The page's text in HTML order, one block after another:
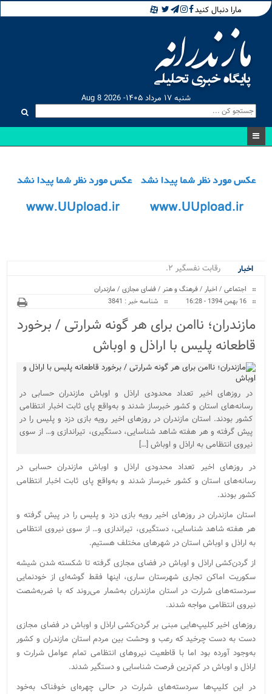
مارا دنبال کنید
شنبه ۱۷ مرداد ۱۴۰۵- Aug 8 2026
اخبار
رقابت نفسگیر ۲۰ ورزشک_
اجتماعی / اخبار /فرهنگ و هنر /فضای مجازی / مازندران
16 بهمن 1394 - 16:28
شناسه خبر : 3841
مازندران؛ ناامن برای هر گونه شرارتی / برخورد
قاطعانه پلیس با اراذل و اوباش
در روزهای اخیر تعداد محدودی اراذل و اوباش مازندران حسابی در
رسانه‌های استان و کشور خبرساز شدند و به‌واقع پای ثابت اخبار انتظامی
کشور بودند. استان مازندران در روزهای اخیر رویه بازی دزد و پلیس را در
پیش گرفته و هر هفته شاهد شناسایی، دستگیری، تیراندازی و… از سوی
نیروی انتظامی به اراذل و اوباش […]
در روزهای اخیر تعداد محدودی اراذل و اوباش مازندران حسابی در
رسانه‌های استان و کشور خبرساز شدند و به‌واقع پای ثابت اخبار انتظامی
کشور بودند.
استان مازندران در روزهای اخیر رویه بازی دزد و پلیس را در پیش گرفته و
هر هفته شاهد شناسایی، دستگیری، تیراندازی و… از سوی نیروی انتظامی
به اراذل و اوباش استان در شهرهای مختلف هستیم.
از گردن‌کشی اراذل و اوباش در فضای مجازی گرفته تا شکسته شدن شیشه
سکوریت اماکن تجاری شهرستان ساری، اینها فقط گوشه‌ای از خودنمایی
سردسته‌های شرارت در استان مازندران به‌شمار می‌روند که با ضربه‌شصت
نیروی انتظامی مواجه شدند.‌
روزهای اخیر کلیپ‌هایی مبنی بر گردن‌کشی اراذل و اوباش در فضای مجازی
دست به دست چرخید که رعب و وحشت بین مردم استان مازندران و کشور
به‌وجود آورده‌ بود اما با قاطعیت نیروهای انتظامی تمام عوامل شرارت و
اراذل و اوباش در کم‌ترین فرصت شناسایی و دستگیر شدند.
در این کلیپ‌ها سردسته‌های شرارت در حالی چهره‌ای خوفناک به‌خود